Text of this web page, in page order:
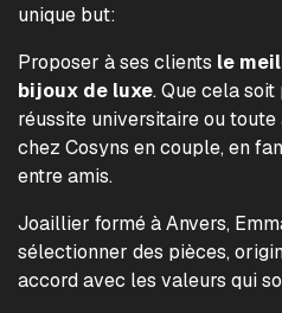
unique but:
Proposer à ses clients le
bijoux de luxe. Que cela
réussite universitaire ou
chez Cosyns en couple, en
entre amis.
Joaillier formé à Anvers,
sélectionner des pièces,
accord avec les valeurs qui